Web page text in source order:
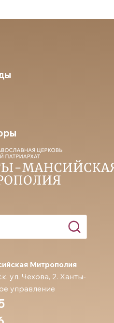
Митрополия
ул. Чехова, 2. Ханты-
управление